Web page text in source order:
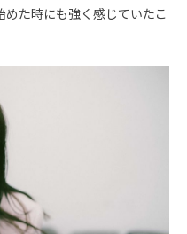
めた時にも強く感じていたこ